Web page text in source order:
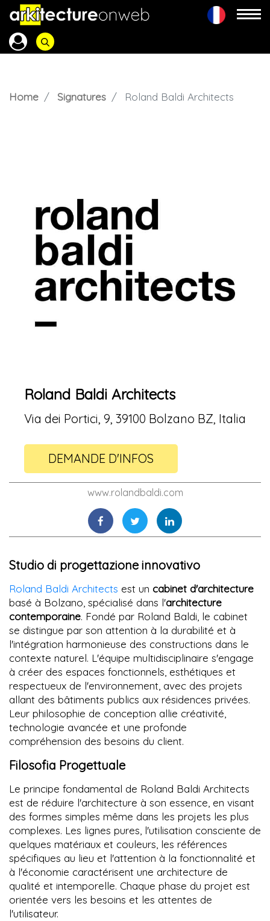
Home Signatures Roland Baldi Architects
Roland Baldi Architects
Via dei Portici, 9, 39100 Bolzano BZ, Italia
DEMANDE D'INFOS
www.rolandbaldi.com
Studio di progettazione innovativo
Roland Baldi Architects est un cabinet d'architecture
basé à Bolzano, spécialisé dans l'architecture
contemporaine. Fondé par Roland Baldi, le cabinet
se distingue par son attention à la durabilité et à
l'intégration harmonieuse des constructions dans le
contexte naturel. L'équipe multidisciplinaire s'engage
à créer des espaces fonctionnels, esthétiques et
respectueux de l'environnement, avec des projets
allant des bâtiments publics aux résidences privées.
Leur philosophie de conception allie créativité,
technologie avancée et une profonde
compréhension des besoins du client.
Filosofia Progettuale
Le principe fondamental de Roland Baldi Architects
est de réduire l'architecture à son essence, en visant
des formes simples même dans les projets les plus
complexes. Les lignes pures, l'utilisation consciente de
quelques matériaux et couleurs, les références
spécifiques au lieu et l'attention à la fonctionnalité et
à l'économie caractérisent une architecture de
qualité et intemporelle. Chaque phase du projet est
orientée vers les besoins et les attentes de
l'utilisateur.